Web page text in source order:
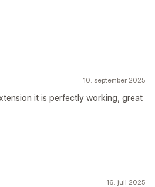
10. september 2025
it is perfectly working, great
16. juli 2025